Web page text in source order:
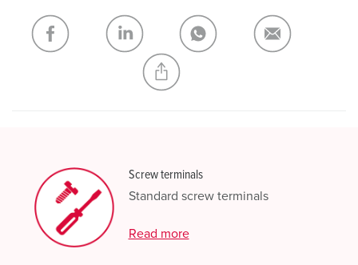
My list ADD
CREATE A NEW LIST
Screw terminals
Standard screw terminals
Read more